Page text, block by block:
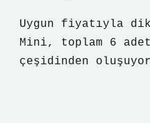
Uygun fiyatıyla
Mini, toplam 6 adet
çeşidinden